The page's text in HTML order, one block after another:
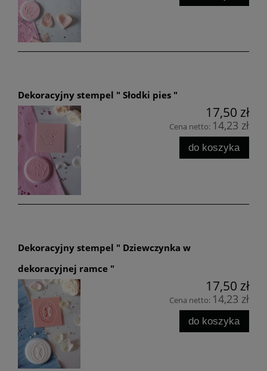
Dekoracyjny stempel " Słodki pies "
17,50 zł
Cena netto: 14,23 zł
do koszyka
Dekoracyjny stempel " Dziewczynka w
dekoracyjnej ramce "
17,50 zł
Cena netto: 14,23 zł
do koszyka